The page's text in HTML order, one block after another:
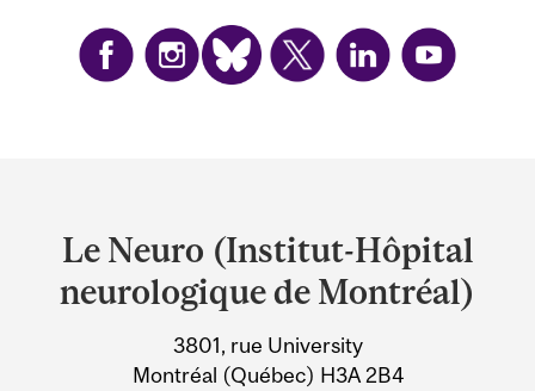
and
University
Information
Le Neuro (Institut-Hôpital
neurologique de Montréal)
3801, rue University
Montréal (Québec) H3A 2B4